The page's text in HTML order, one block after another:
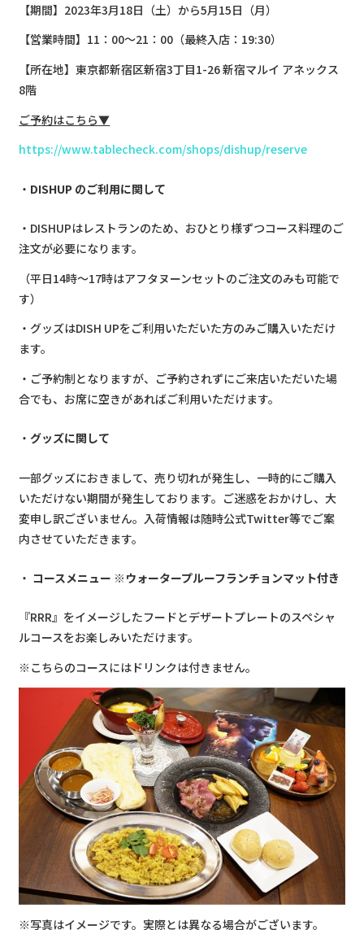
【期間】2023年3月18日（土）から5月15日（月）
【営業時間】11：00～21：00（最終入店：19:30）
【所在地】東京都新宿区新宿3丁目1-26 新宿マルイ アネックス
8階
ご予約はこちら▼
https://www.tablecheck.com/shops/dishup/reserve
DISHUP のご利用に関して
・DISHUPはレストランのため、おひとり様ずつコース料理のご
注文が必要になります。
（平日14時～17時はアフタヌーンセットのご注文のみも可能で
す）
・グッズはDISH UPをご利用いただいた方のみご購入いただけ
ます。
・ご予約制となりますが、ご予約されずにご来店いただいた場
合でも、お席に空きがあればご利用いただけます。
グッズに関して
一部グッズにおきまして、売り切れが発生し、一時的にご購入
いただけない期間が発生しております。ご迷惑をおかけし、大
変申し訳ございません。入荷情報は随時公式Twitter等でご案
内させていただきます。
コースメニュー ※ウォータープルーフランチョンマット付き
『RRR』をイメージしたフードとデザートプレートのスペシャ
ルコースをお楽しみいただけます。
※こちらのコースにはドリンクは付きません。
※写真はイメージです。実際とは異なる場合がございます。